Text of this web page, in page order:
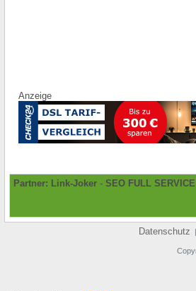
Anzeige
Partner: Link-Joker - SEO FULL SERVICE
Datenschutz |